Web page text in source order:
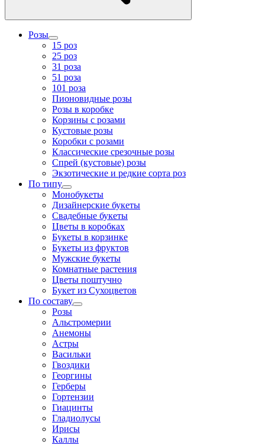
Розы
15 роз
25 роз
31 роза
51 роза
101 роза
Пионовидные розы
Розы в коробке
Корзины с розами
Кустовые розы
Коробки с розами
Классические срезочные розы
Спрей (кустовые) розы
Экзотические и редкие сорта роз
По типу
Монобукеты
Дизайнерские букеты
Свадебные букеты
Цветы в коробках
Букеты в корзинке
Букеты из фруктов
Мужские букеты
Комнатные растения
Цветы поштучно
Букет из Сухоцветов
По составу
Розы
Альстромерии
Анемоны
Астры
Васильки
Гвоздики
Георгины
Герберы
Гортензии
Гиацинты
Гладиолусы
Ирисы
Каллы